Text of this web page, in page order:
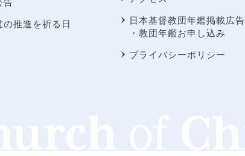
告
の推進を祈る日
日本基督教団年鑑掲載広告
・教団年鑑お申し込み
プライバシーポリシー